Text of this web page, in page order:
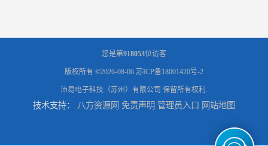
您是第918053位访客
版权所有 ©2026-08-06 苏ICP备18001420号-2
沛易电子科技（苏州）有限公司 保留所有权利.
技术支持： 八方资源网 免责声明 管理员入口 网站地图